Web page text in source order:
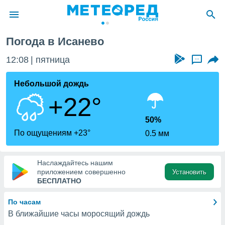
о
Вы можете
к этому
доступ
Погода в Исанево
12:08 пятница ...
Небольшой дождь
+22°
По ощущениям +23°
50%
0.5 мм
Наслаждайтесь нашим
приложением совершенно
БЕСПЛАТНО
Установить
По часам
В ближайшие часы моросящий дождь